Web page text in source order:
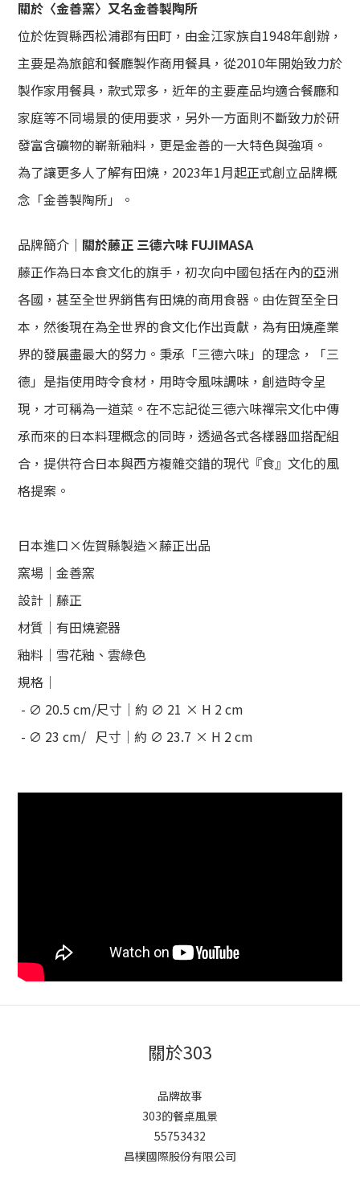
關於〈金善窯〉又名金善製陶所
位於佐賀縣西松浦郡有田町，由金江家族自1948年創辦，
主要是為旅館和餐廳製作商用餐具，從2010年開始致力於
製作家用餐具，款式眾多，近年的主要產品均適合餐廳和
家庭等不同場景的使用要求，另外一方面則不斷致力於研
發富含礦物的嶄新釉料，更是金善的一大特色與強項。
為了讓更多人了解有田燒，2023年1月起正式創立品牌概
念「金善製陶所」。
品牌簡介｜ 關於藤正 三德六味 FUJIMASA
藤正作為日本食文化的旗手，初次向中國包括在內的亞洲
各國，甚至全世界銷售有田燒的商用食器。由佐賀至全日
本，然後現在為全世界的食文化作出貢獻，為有田燒產業
界的發展盡最大的努力。秉承「三德六味」的理念，「三
德」是指使用時令食材，用時令風味調味，創造時令呈
現，才可稱為一道菜。在不忘記從三德六味禪宗文化中傳
承而來的日本料理概念的同時，透過各式各樣器皿搭配組
合，提供符合日本與西方複雜交錯的現代『食』文化的風
格提案。
日本進口×佐賀縣製造×藤正出品
窯場｜金善窯
設計｜藤正
材質｜有田燒瓷器
釉料｜雪花釉、雲綠色
規格｜
- ∅ 20.5 cm/尺寸｜約 ∅ 21 × H 2 cm
- ∅ 23 cm/ 尺寸｜約 ∅ 23.7 × H 2 cm
關於303
品牌故事
303的餐桌風景
55753432
昌樸國際股份有限公司